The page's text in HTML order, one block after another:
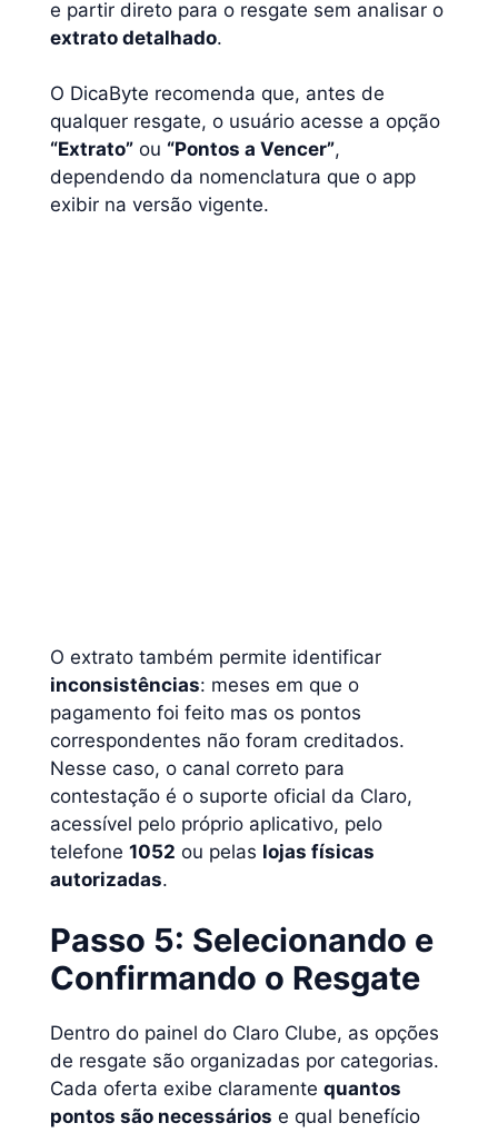
e partir direto para o resgate sem analisar o
extrato detalhado.
O DicaByte recomenda que, antes de
qualquer resgate, o usuário acesse a opção
“Extrato” ou “Pontos a Vencer”,
dependendo da nomenclatura que o app
exibir na versão vigente.
O extrato também permite identificar
inconsistências: meses em que o
pagamento foi feito mas os pontos
correspondentes não foram creditados.
Nesse caso, o canal correto para
contestação é o suporte oficial da Claro,
acessível pelo próprio aplicativo, pelo
telefone 1052 ou pelas lojas físicas
autorizadas.
Passo 5: Selecionando e
Confirmando o Resgate
Dentro do painel do Claro Clube, as opções
de resgate são organizadas por categorias.
Cada oferta exibe claramente quantos
pontos são necessários e qual benefício